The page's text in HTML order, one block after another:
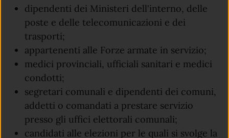
dipendenti dei Ministeri dell'interno, delle
poste e delle telecomunicazioni e dei
trasporti;
appartenenti alle Forze armate in servizio;
medici provinciali, ufficiali sanitari e medici
condotti;
segretari comunali e dipendenti dei comuni,
addetti o comandati a prestare servizio
presso gli uffici elettorali comunali;
candidati alle elezioni per le quali si svolge la